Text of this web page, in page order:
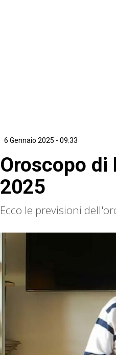
6 Gennaio 2025 - 09:33
Oroscopo di
2025
Ecco le previsioni